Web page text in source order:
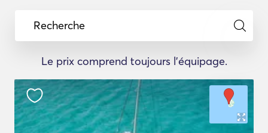
Recherche
Le prix comprend toujours l'équipage.